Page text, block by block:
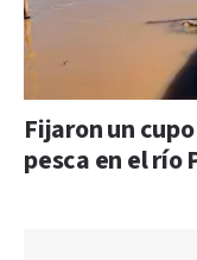
Fijaron un
pesca en el río